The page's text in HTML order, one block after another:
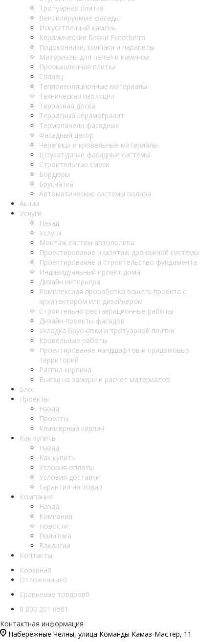
Тротуарная плитка
Вентилируемые фасады
Искусственный камень
Керамические блоки Porotherm
Подоконники, колпаки и парапеты
Материалы для печей и каминов
Промышленная плитка
Сланец
Теплоизоляционные материалы
Техническая изоляция
Террасная доска
Террасный керамогранит
Термопанели фасадные
Фасадный декор
Черепица и кровельные материалы
Штукатурные фасадные системы
Строительные смеси
Бордюры
Брусчатка
Автоматические системы полива
Акции
Услуги
Назад
Услуги
Монтаж систем автополива
Проектирование и монтаж дренажной системы
Проектироваине и строительство фундамента
Индивидуальный проект дома
Дизайн интерьера
Комплексная проработка вашего проекта с
архитектором или дизайнером
Строительно-реставрационные работы
Дизайн-проекты фасадов
Укладка брусчатки и тротуарной плитки
Кровельные работы
Проектирование ландшафтов и придомовых
территорий
Распил кирпича
Выезд на замеры и расчет материалов
Блог
Проекты
Назад
Проекты
Клинкерный кирпич
Как купить
Назад
Как купить
Условия оплаты
Условия доставки
Гарантия на товар
Компания
Назад
Компания
Новости
Политика
Вакансии
Контакты
Корзина0
Отложенные0
Сравнение товаров0
8 800 201 6581
Контактная информация
Набережные Челны, улица Команды Камаз-Мастер, 11